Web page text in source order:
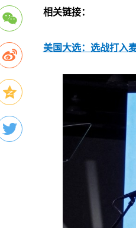
相关链接：
美国大选：选战打入